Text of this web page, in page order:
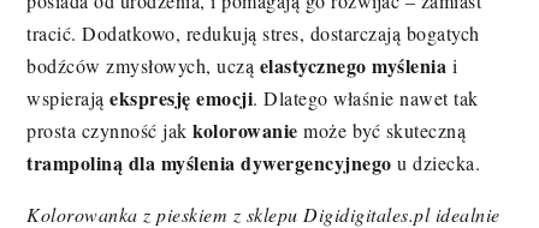
tracić. Dodatkowo, redukują stres, dostarczają bogatych
bodźców zmysłowych, uczą elastycznego myślenia i
wspierająekspresję emocji. Dlatego właśnie nawet tak
prosta czynność jakkolorowanie może być skuteczną
trampoliną dla myślenia dywergencyjnego u dziecka.
Kolorowanka z pieskiem z sklepu Digidigitales.pl idealnie